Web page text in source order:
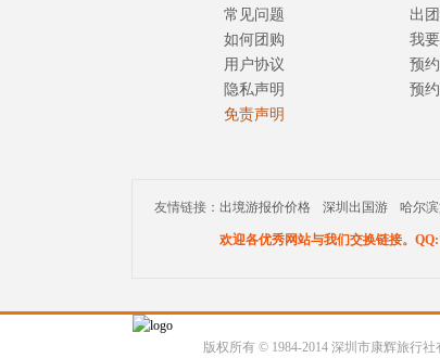
常见问题
如何团购
用户协议
隐私声明
免责声明
出
我
预
预
友情链接： 出境游报价价格 深圳出国游 哈尔
欢迎各优秀网站与我们交换链接。
版权所有 © 1984-2014 深圳市康辉旅行